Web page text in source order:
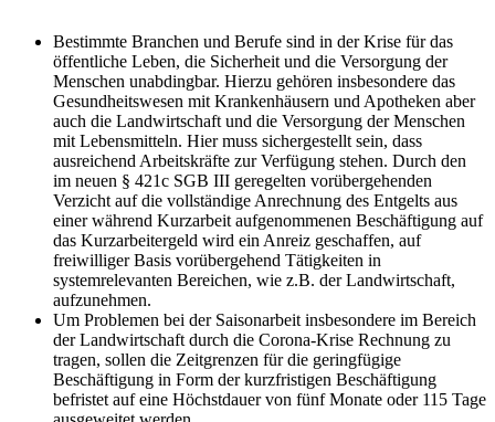
Bestimmte Branchen und Berufe sind in der Krise für das
öffentliche Leben, die Sicherheit und die Versorgung der
Menschen unabdingbar. Hierzu gehören insbesondere das
Gesundheitswesen mit Krankenhäusern und Apotheken aber
auch die Landwirtschaft und die Versorgung der Menschen
mit Lebensmitteln. Hier muss sichergestellt sein, dass
ausreichend Arbeitskräfte zur Verfügung stehen. Durch den
im neuen § 421c SGB III geregelten vorübergehenden
Verzicht auf die vollständige Anrechnung des Entgelts aus
einer während Kurzarbeit aufgenommenen Beschäftigung auf
das Kurzarbeitergeld wird ein Anreiz geschaffen, auf
freiwilliger Basis vorübergehend Tätigkeiten in
systemrelevanten Bereichen, wie z.B. der Landwirtschaft,
aufzunehmen.
Um Problemen bei der Saisonarbeit insbesondere im Bereich
der Landwirtschaft durch die Corona-Krise Rechnung zu
tragen, sollen die Zeitgrenzen für die geringfügige
Beschäftigung in Form der kurzfristigen Beschäftigung
befristet auf eine Höchstdauer von fünf Monate oder 115 Tage